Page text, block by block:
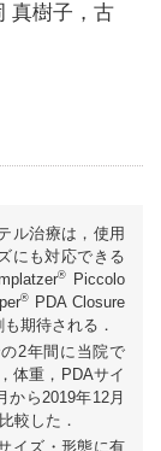
真樹子，古
ル治療は，使用
にも対応できる
®Piccolo
®
PDA Closure
期待される．
2年間に当院で
体重，PDAサイ
から2019年12月
較した．
イズ・形態に有